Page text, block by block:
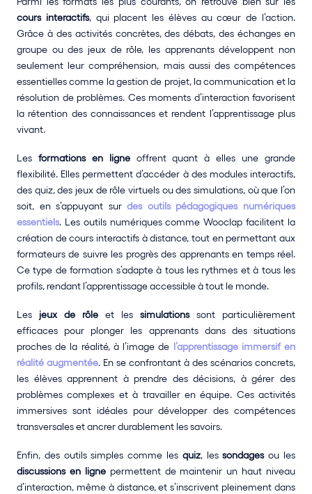
cours interactifs, qui placent les élèves au cœur de l’action.
Grâce à des activités concrètes, des débats, des échanges en
groupe ou des jeux de rôle, les apprenants développent non
seulement leur compréhension, mais aussi des compétences
essentielles comme la gestion de projet, la communication et la
résolution de problèmes. Ces moments d’interaction favorisent
la rétention des connaissances et rendent l’apprentissage plus
vivant.
Les formations en ligne offrent quant à elles une grande
flexibilité. Elles permettent d’accéder à des modules interactifs,
des quiz, des jeux de rôle virtuels ou des simulations, où que l’on
soit, en s’appuyant sur des outils pédagogiques numériques
essentiels. Les outils numériques comme Wooclap facilitent la
création de cours interactifs à distance, tout en permettant aux
formateurs de suivre les progrès des apprenants en temps réel.
Ce type de formation s’adapte à tous les rythmes et à tous les
profils, rendant l’apprentissage accessible à tout le monde.
Les jeux de rôle et les simulations sont particulièrement
efficaces pour plonger les apprenants dans des situations
proches de la réalité, à l’image de l’apprentissage immersif en
réalité augmentée. En se confrontant à des scénarios concrets,
les élèves apprennent à prendre des décisions, à gérer des
problèmes complexes et à travailler en équipe. Ces activités
immersives sont idéales pour développer des compétences
transversales et ancrer durablement les savoirs.
Enfin, des outils simples comme les quiz, les sondages
discussions en ligne permettent de maintenir un haut niveau